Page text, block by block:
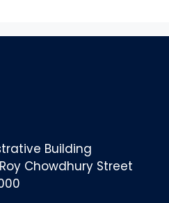
Building
Chowdhury Street